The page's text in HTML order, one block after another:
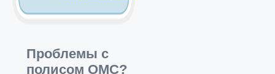
Проблемы с
полисом ОМС?